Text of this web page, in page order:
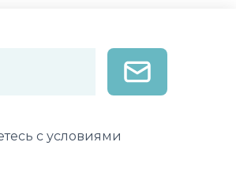
с условиями